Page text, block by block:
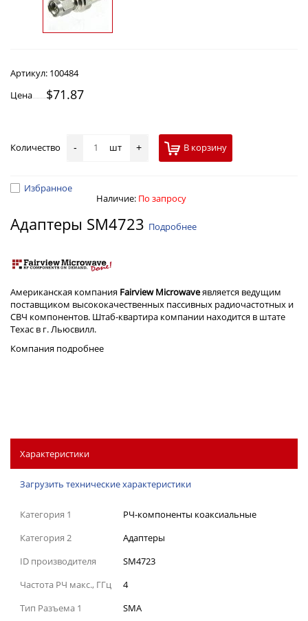
Артикул: 100484
Цена
$71.87
Количество - шт + В корзину
Избранное
Наличие: По запросу
Адаптеры SM4723 Подробнее
Американская компания Fairview Microwaveявляется ведущим
поставщиком высококачественных пассивных радиочастотных и
СВЧ компонентов. Штаб-квартира компании находится в штате
Техас в г. Льюсвилл.
Компания подробнее
Характеристики
Загрузить технические характеристики
Категория 1
РЧ-компоненты коаксиальные
Категория 2
Адаптеры
ID производителя
SM4723
Частота РЧ макс., ГГц
4
Тип Разъема 1
SMA